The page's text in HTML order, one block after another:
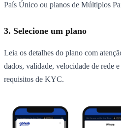
País Único ou planos de Múltiplos
3. Selecione um plano
Leia os detalhes do plano com
dados, validade, velocidade de rede
requisitos de KYC.